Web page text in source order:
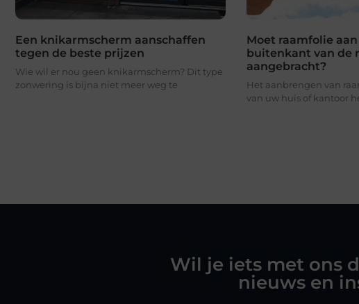
Een knikarmscherm aanschaffen
tegen de beste prijzen
Wie wil er nou geen knikarmscherm? Dit type
zonwering is bijna niet meer weg te
Moet raamfolie
buitenkant van de
aangebracht?
Het aanbrengen van
van uw huis of kantoor
Wil je iets met ons
nieuws en